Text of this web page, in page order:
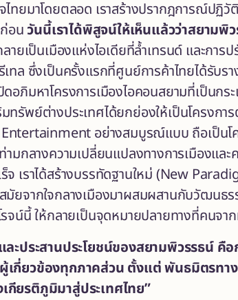
ทยมาโดยตลอด เราสร้างปรากฎการณ์ปฏิ
อน วันนี้เราได้พิสูจน์ให้เห็นแล้วว่าสยามพิ
ลายเป็นเมืองแห่งไอเดียที่ล้ำเทรนด์ และก
ทล ซึ่งเป็นครั้งแรกที่ศูนย์การค้าไทยได้รับ
ดอภิมหาโครงการเมืองไอคอนสยามที่เป็น
ทรัพย์ต่างประเทศได้ยกย่องให้เป็นโครง
Entertainment อย่างสมบูรณ์แบบ ถือเป็น
ามกลางความเปลี่ยนแปลงทางการเมืองแ
จ เราได้สร้างบรรทัดฐานใหม่ (New
มัยจากใจกลางเมืองมาผสมผสานกับวัฒน
จน์นี้ ให้กลายเป็นจุดหมายปลายทางที่คนจา
ะประสานประโยชน์ของสยามพิวรรธน์
เกี่ยวข้องทุกภาคส่วน ตั้งแต่ พันธมิตรทา
กียรติภูมิมาสู่ประเทศไทย”